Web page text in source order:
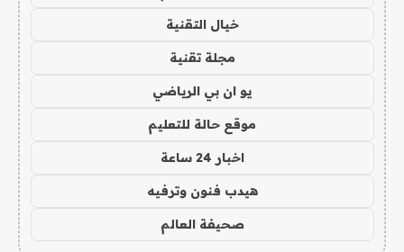
خيال التقنية
مجلة تقنية
يو ان بي الرياضي
موقع حالة للتعليم
اخبار 24 ساعة
هيدب فنون وترفيه
صحيفة العالم